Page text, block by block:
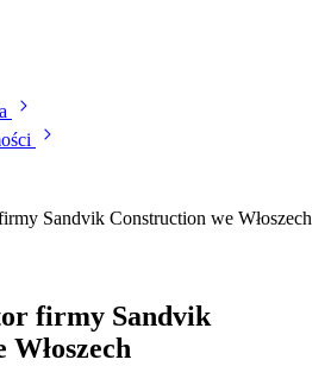
Sandvik Construction we Włoszech
firmy Sandvik